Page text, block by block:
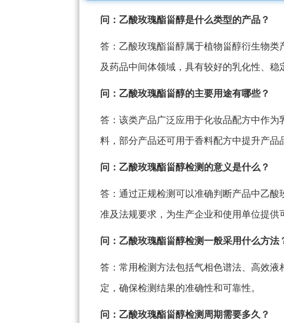
问：乙酸玫瑰酯甾醇是什么类型的产品？
答：乙酸玫瑰酯甾醇属于植物甾醇衍生物
及药品中间体领域，具有较好的乳化性、稳
问：乙酸玫瑰酯甾醇的主要用途有哪些？
答：该类产品广泛应用于化妆品配方中作
料，部分产品还可用于香料配方中提升产品
问：乙酸玫瑰酯甾醇检测的意义是什么？
答：通过正规检测可以准确判断产品中乙
准及法规要求，为生产企业和使用单位提供
问：乙酸玫瑰酯甾醇检测一般采用什么方法
答：常用检测方法包括气相色谱法、高效
定，确保检测结果的准确性和可靠性。
问：乙酸玫瑰酯甾醇检测周期需要多久？